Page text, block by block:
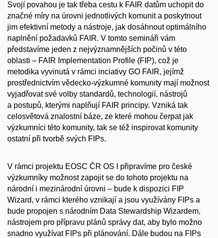
Svojí povahou je tak třeba cestu k FAIR datům uchopit do
značné míry na úrovni jednotlivých komunit a poskytnout
jim efektivní metody a nástroje, jak dosáhnout optimálního
naplnění požadavků FAIR. V tomto semináři vám
představíme jeden z nejvýznamnějších počinů v této
oblasti – FAIR Implementation Profile (FIP), což je
metodika vyvinutá v rámci inciativy GO FAIR, jejímž
prostřednictvím vědecko-výzkumné komunity mají možnost
vyjadřovat své volby standardů, technologií, nástrojů
a postupů, kterými naplňují FAIR principy. Vzniká tak
celosvětová znalostní báze, ze které mohou čerpat jak
výzkumníci této komunity, tak se též inspirovat komunity
ostatní při tvorbě svých FIPs.
V rámci projektu EOSC ČR OS I připravíme pro české
výzkumníky možnost zapojit se do tohoto projektu na
národní i mezinárodní úrovni – bude k dispozici FIP
Wizard, v rámci kterého vznikají a jsou využívány FIPs a
bude propojen s národním Data Stewardship Wizardem,
nástrojem pro přípravu plánů správy dat, aby bylo možno
snadno využívat FIPs při plánování. Dále budou na FIPs